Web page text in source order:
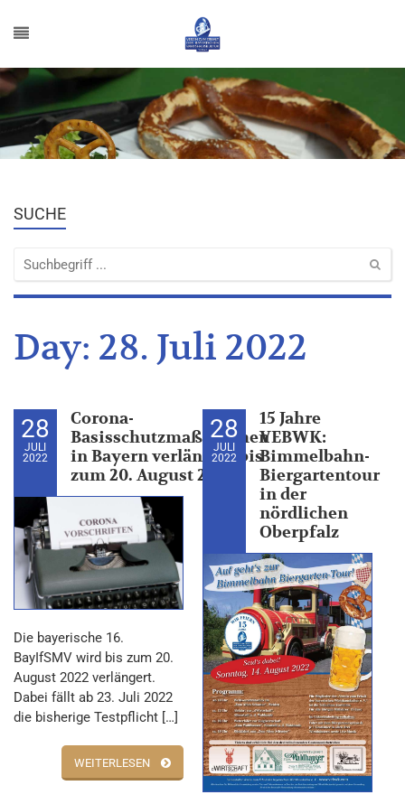
SUCHE
Day: 28. Juli 2022
28
JULI
2022
Corona-
Basisschutzmaßnahmen
in Bayern verlängert bis
zum 20. August 2022
Die bayerische 16.
BayIfSMV wird bis zum 20.
August 2022 verlängert.
Dabei fällt ab 23. Juli 2022
die bisherige Testpflicht […]
WEITERLESEN
28
JULI
2022
15 Jahre
VEBWK:
Bimmelbahn-
Biergartentour
in der
nördlichen
Oberpfalz